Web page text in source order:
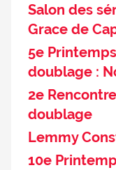
Salon des
Grace de
5e
doublage :
2e
doublage
Lemmy
10e